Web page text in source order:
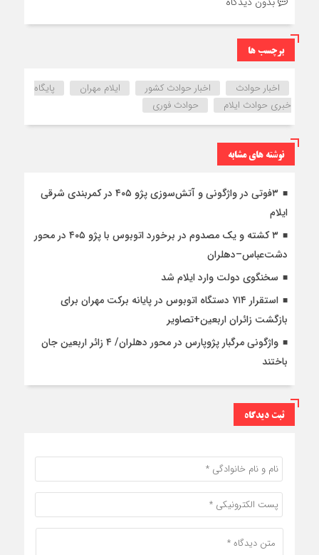
برچسب ها
اخبار حوادث اخبار حوادث کشور ایلام مهران
پایگاه
خبری حوادث ایلام
حوادث فوری
نوشته های مشابه
۳فوتی در واژگونی و آتش‌سوزی پژو ۴۰۵ در کمربندی شرقی
ایلام
۳ کشته و یک مصدوم در برخورد اتوبوس با پژو ۴۰۵ در محور
دشت‌عباس–دهلران
سخنگوی دولت وارد ایلام شد
استقرار ۷۱۴ دستگاه اتوبوس در پایانه برکت مهران برای
بازگشت زائران اربعین+تصاویر
واژگونی مرگبار پژوپارس در محور دهلران/ ۴ زائر اربعین جان
باختند
ثبت دیدگاه